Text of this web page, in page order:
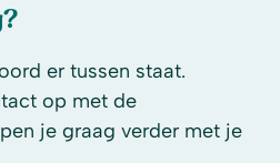
er tussen staat.
op met de
je graag verder met je